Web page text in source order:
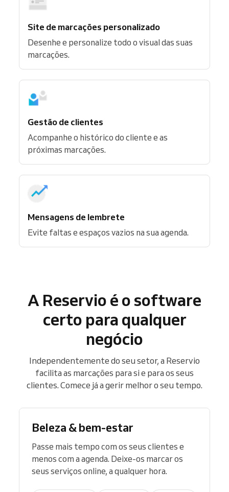
Site de marcações personalizado
Desenhe e personalize todo o visual das suas
marcações.
Gestão de clientes
Acompanhe o histórico do cliente e as
próximas marcações.
Mensagens de lembrete
Evite faltas e espaços vazios na sua agenda.
A Reservio é o software
certo para qualquer
negócio
Independentemente do seu setor, a Reservio
facilita as marcações para si e para os seus
clientes. Comece já a gerir melhor o seu tempo.
Beleza & bem-estar
Passe mais tempo com os seus clientes e
menos com a agenda. Deixe-os marcar os
seus serviços online, a qualquer hora.